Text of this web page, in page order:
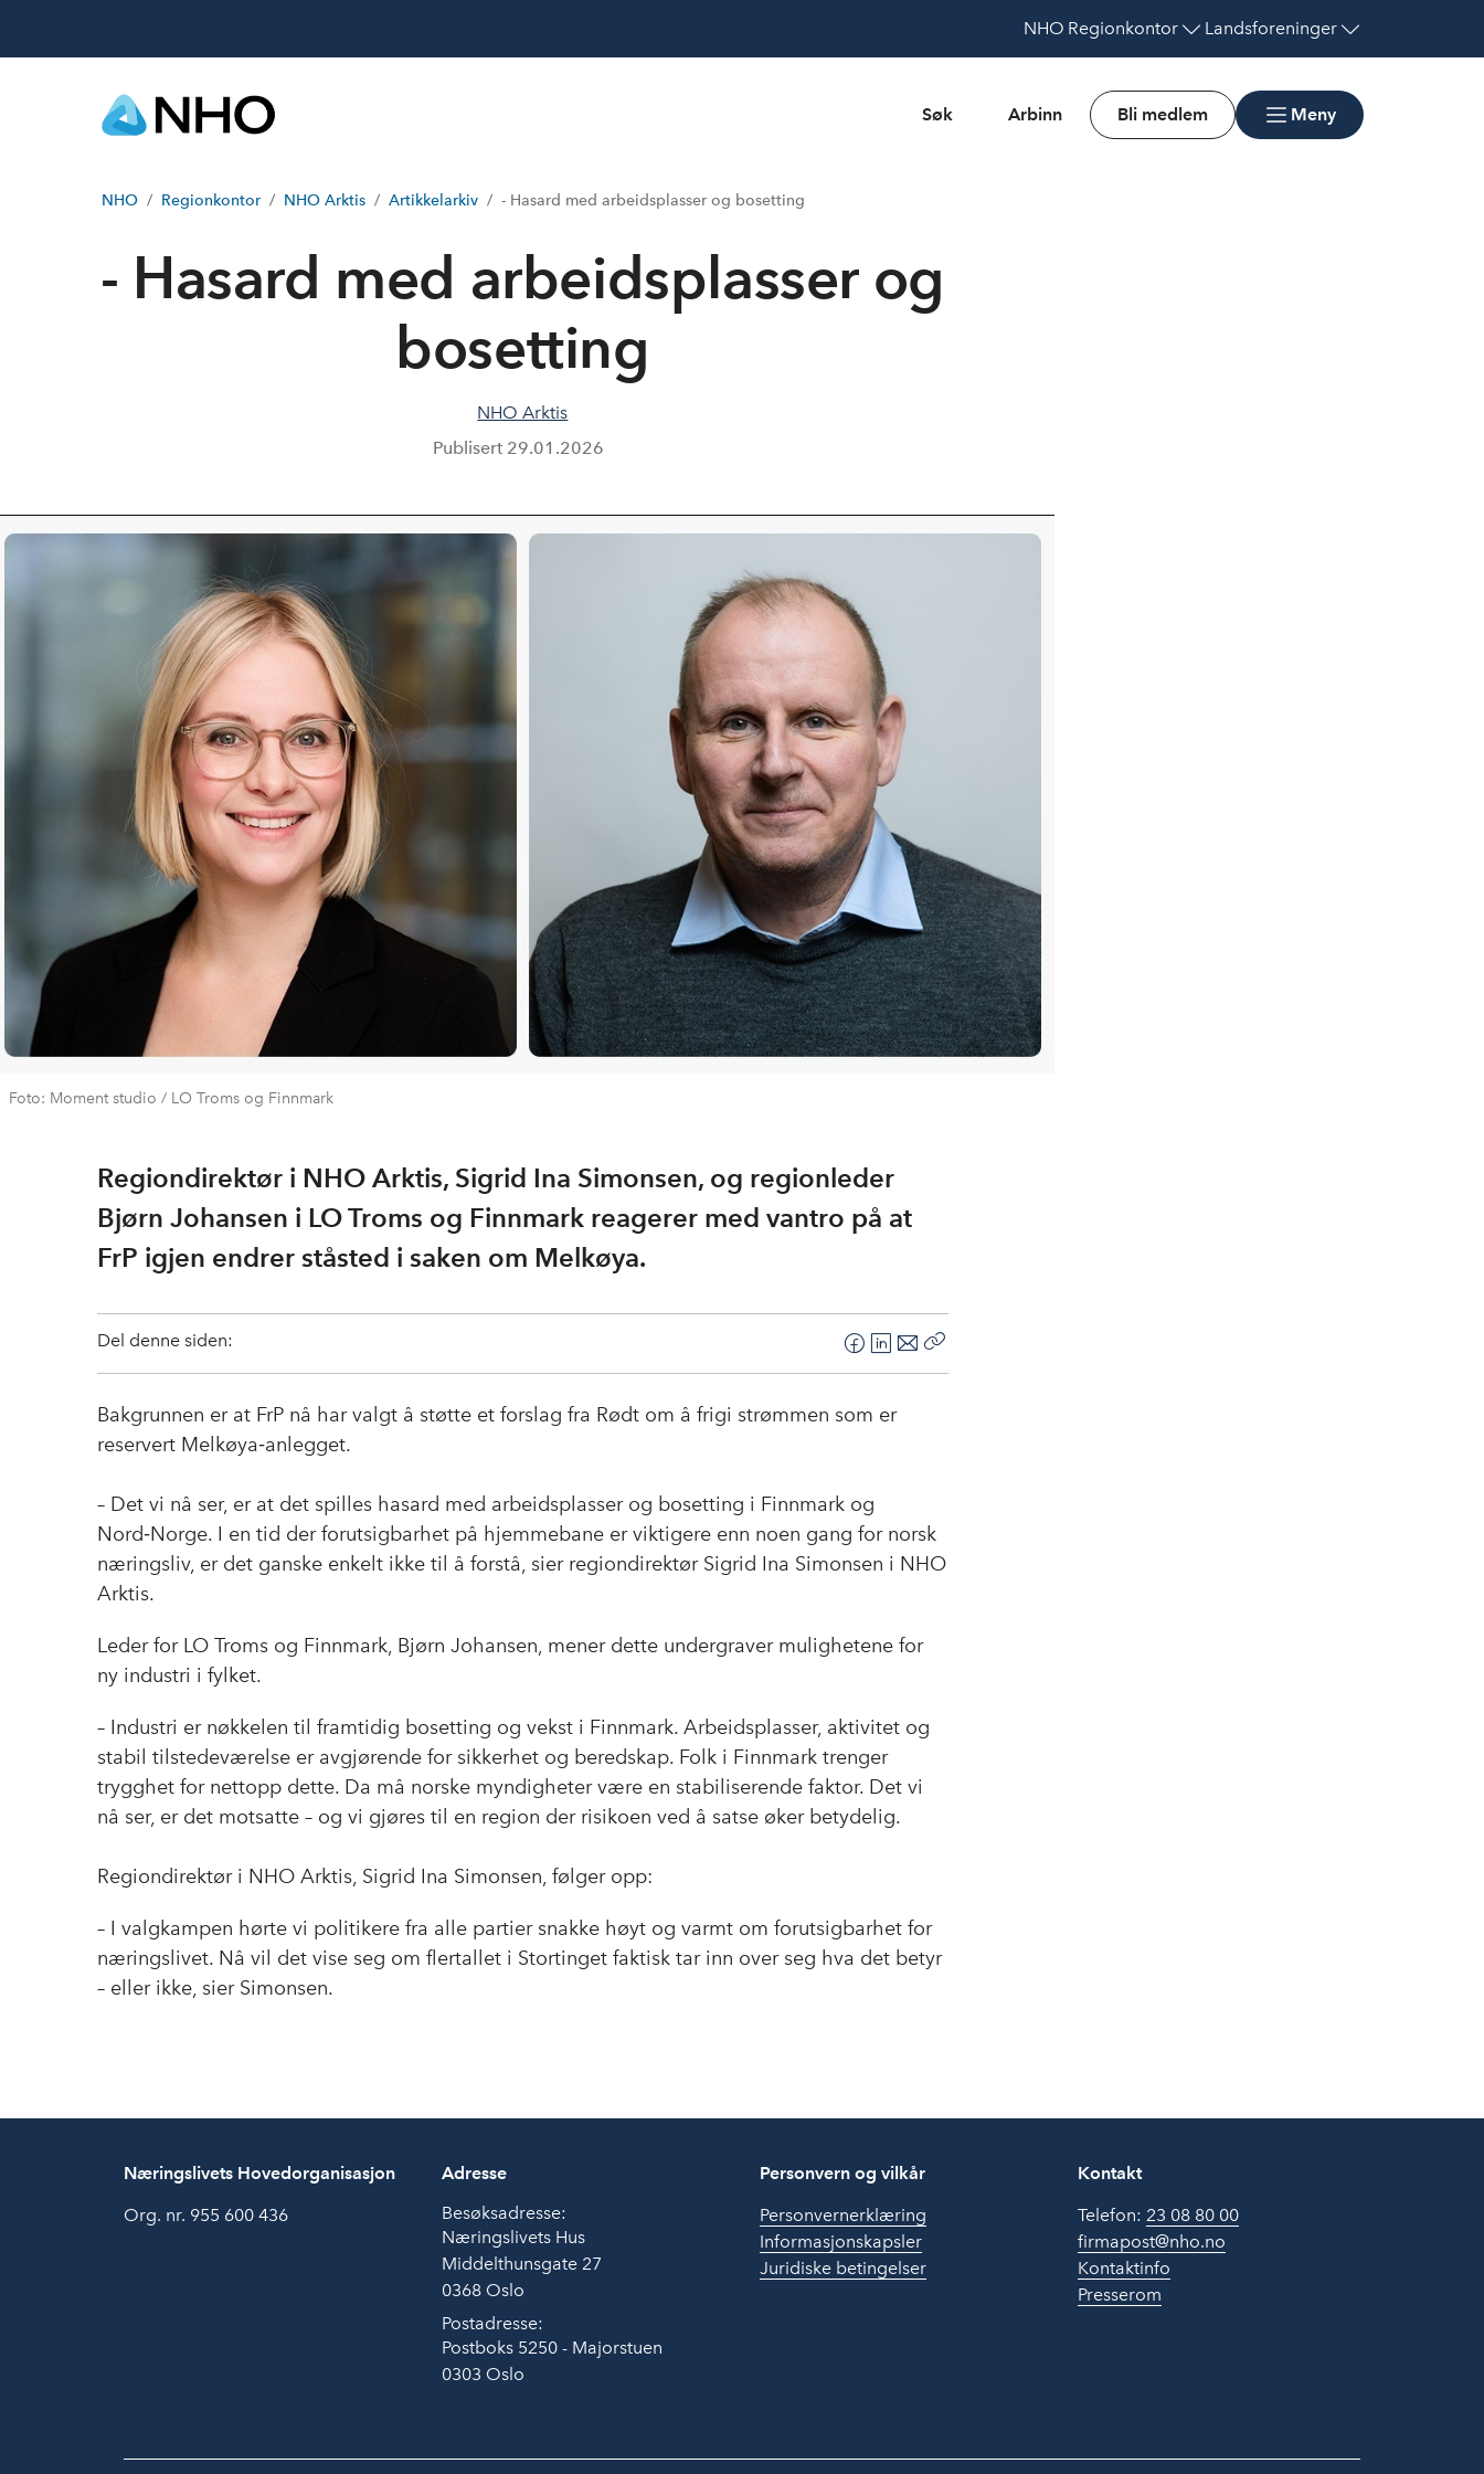
NHO Regionkontor Landsforeninger
Søk Arbinn Bli medlem Meny
NHO Regionkontor NHO Arktis Artikkelarkiv - Hasard med arbeidsplasser og bosetting
- Hasard med arbeidsplasser og
bosetting
NHO Arktis
Publisert 29.01.2026
Foto: Moment studio / LO Troms og Finnmark
Regiondirektør i NHO Arktis, Sigrid Ina Simonsen, og regionleder
Bjørn Johansen i LO Troms og Finnmark reagerer med vantro på at
FrP igjen endrer ståsted i saken om Melkøya.
Del denne siden:
F
a
c
o
k
L
i
n
I
n
E
-
p
Bakgrunnen er at FrP nå har valgt å støtte et forslag fra Rødt om å frigi strømmen som er
reservert Melkøya‑anlegget.
– Det vi nå ser, er at det spilles hasard med arbeidsplasser og bosetting i Finnmark og
Nord‑Norge. I en tid der forutsigbarhet på hjemmebane er viktigere enn noen gang for norsk
næringsliv, er det ganske enkelt ikke til å forstå, sier regiondirektør Sigrid Ina Simonsen i NHO
Arktis.
Leder for LO Troms og Finnmark, Bjørn Johansen, mener dette undergraver mulighetene for
ny industri i fylket.
– Industri er nøkkelen til framtidig bosetting og vekst i Finnmark. Arbeidsplasser, aktivitet og
stabil tilstedeværelse er avgjørende for sikkerhet og beredskap. Folk i Finnmark trenger
trygghet for nettopp dette. Da må norske myndigheter være en stabiliserende faktor. Det vi
nå ser, er det motsatte – og vi gjøres til en region der risikoen ved å satse øker betydelig.
Regiondirektør i NHO Arktis, Sigrid Ina Simonsen, følger opp:
– I valgkampen hørte vi politikere fra alle partier snakke høyt og varmt om forutsigbarhet for
næringslivet. Nå vil det vise seg om flertallet i Stortinget faktisk tar inn over seg hva det betyr
– eller ikke, sier Simonsen.
Næringslivets Hovedorganisasjon
Org. nr. 955 600 436
Adresse
Besøksadresse:
Næringslivets Hus
Middelthunsgate 27
0368 Oslo
Postadresse:
Postboks 5250 - Majorstuen
0303 Oslo
Personvern og vilkår
Personvernerklæring
Informasjonskapsler
Juridiske betingelser
Kontakt
Telefon: 23 08 80 00
firmapost@nho.no
Kontaktinfo
Presserom